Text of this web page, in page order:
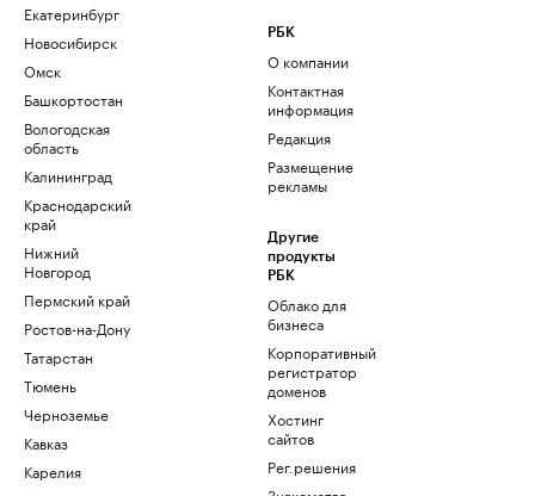
Екатеринбург
Новосибирск
Омск
Башкортостан
Вологодская
область
Калининград
Краснодарский
край
Нижний
Новгород
Пермский край
Ростов-на-Дону
Татарстан
Тюмень
Черноземье
Кавказ
Карелия
РБК
О компании
Контактная
информация
Редакция
Размещение
рекламы
Другие
продукты
РБК
Облако для
бизнеса
Корпоративный
регистратор
доменов
Хостинг
сайтов
Рег.решения